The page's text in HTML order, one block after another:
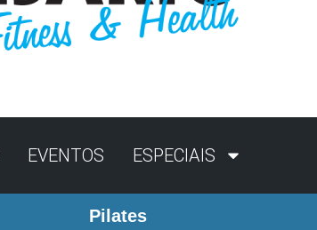
EVENTOS ESPECIAIS
Pilates